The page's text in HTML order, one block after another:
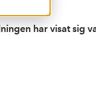
har visat sig